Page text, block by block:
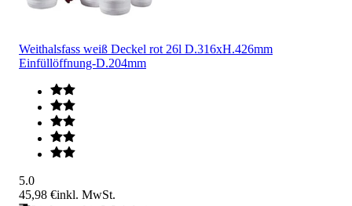
Weithalsfass weiß Deckel rot 26l D.316xH.426mm
Einfüllöffnung-D.204mm
5.0
45,98 €inkl. MwSt.